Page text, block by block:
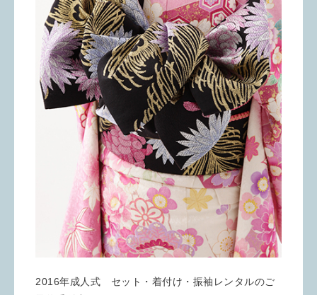
2016年成人式 セット・着付け・振袖レンタルのご